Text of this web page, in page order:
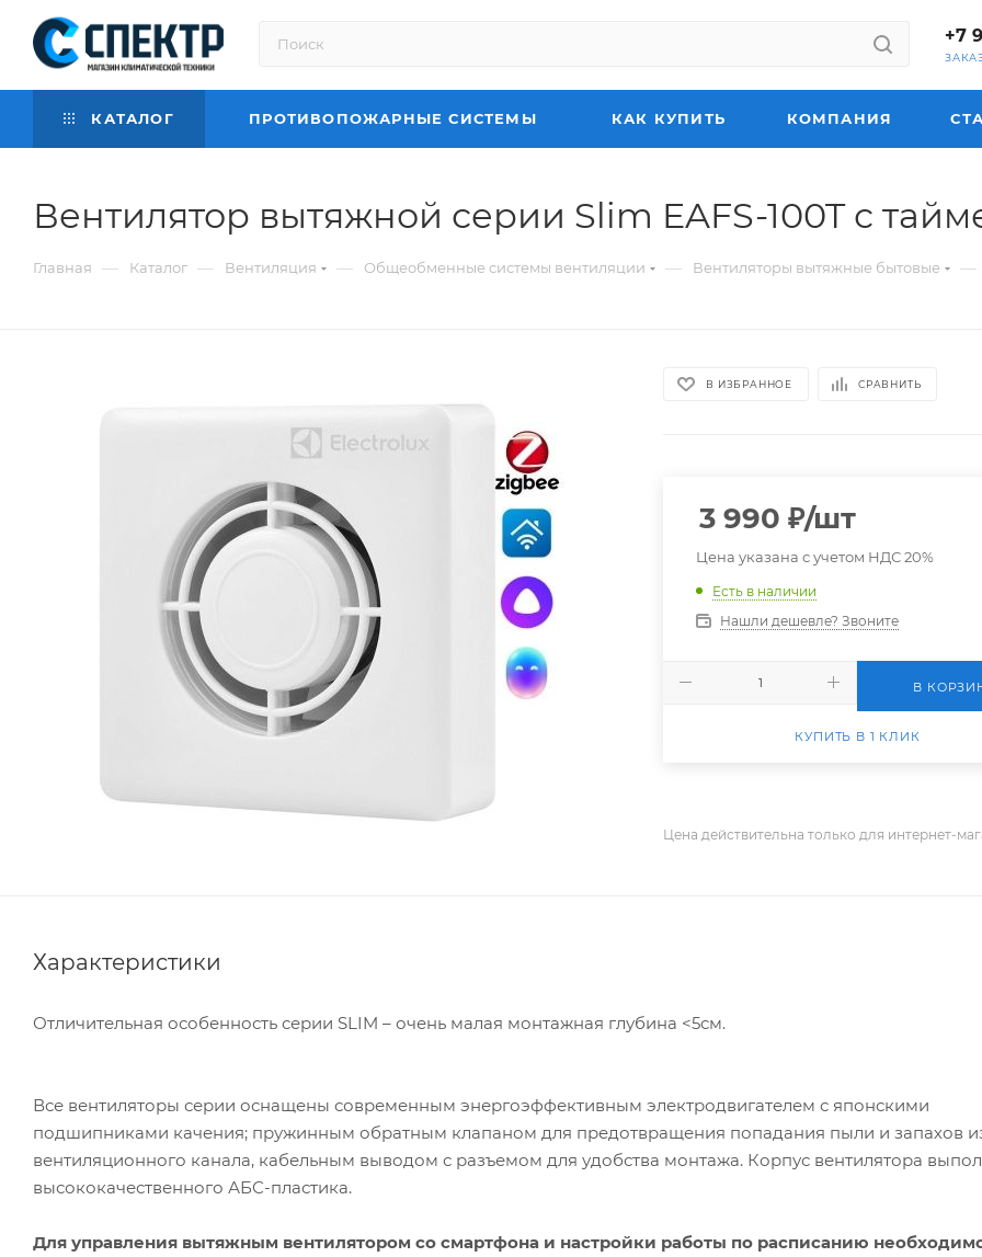
+7
КАТАЛОГ ПРОТИВОПОЖАРНЫЕ СИСТЕМЫ КАК КУПИТЬ КОМПАНИЯ
Вентилятор вытяжной серии Slim EAFS-100T с
Главная — Каталог — Вентиляция — Общеобменные системы вентиляции — Вентиляторы вытяжные бытовые —
В ИЗБРАННОЕ СРАВНИТЬ
3 990 ₽/шт
Цена указана с учетом НДС 20%
Есть в наличии
Нашли дешевле? Звоните
В
КУПИТЬ В 1 КЛИК
Цена действительна только для интернет-
Характеристики
Отличительная особенность серии SLIM – очень малая монтажная глубина <5см.
Все вентиляторы серии оснащены современным энергоэффективным электродвигателем с японскими
подшипниками качения; пружинным обратным клапаном для предотвращения попадания пыли и запахов
вентиляционного канала, кабельным выводом с разъемом для удобства монтажа. Корпус вентилятора
высококачественного АБС-пластика.
Для управления вытяжным вентилятором со смартфона и настройки работы по расписанию